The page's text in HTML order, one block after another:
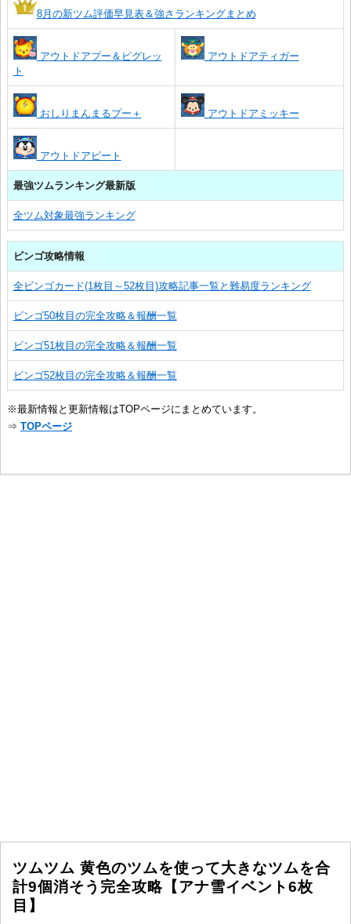
8月の新ツム評価早見表＆強さランキングまとめ
アウトドアプー＆ピグレッ
ト
アウトドアティガー
おしりまんまるプー＋ アウトドアミッキー
アウトドアピート
最強ツムランキング最新版
全ツム対象最強ランキング
ビンゴ攻略情報
全ビンゴカード(1枚目～52枚目)攻略記事一覧と難易度ランキング
ビンゴ50枚目の完全攻略＆報酬一覧
ビンゴ51枚目の完全攻略＆報酬一覧
ビンゴ52枚目の完全攻略＆報酬一覧
※最新情報と更新情報はTOPページにまとめています。
⇒ TOPページ
ツムツム 黄色のツムを使って大きなツムを合
計9個消そう完全攻略【アナ雪イベント6枚
目】